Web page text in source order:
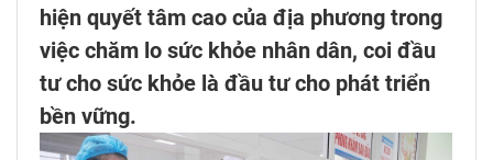
hiện quyết tâm cao của địa phương trong
việc chăm lo sức khỏe nhân dân, coi đầu
tư cho sức khỏe là đầu tư cho phát triển
bền vững.